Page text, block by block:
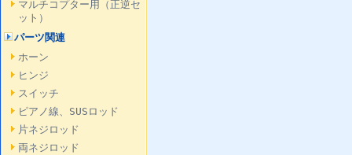
マルチコプター用（正逆セ
ット）
パーツ関連
ホーン
ヒンジ
スイッチ
ピアノ線、SUSロッド
片ネジロッド
両ネジロッド